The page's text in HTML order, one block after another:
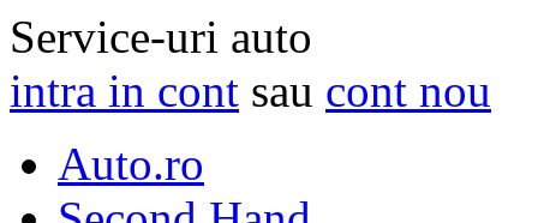
Service-uri auto
intra in cont sau cont nou
Auto.ro